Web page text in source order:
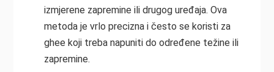
izmjerene zapremine ili drugog uređaja. Ova
metoda je vrlo precizna i često se koristi za
ghee koji treba napuniti do određene težine ili
zapremine.